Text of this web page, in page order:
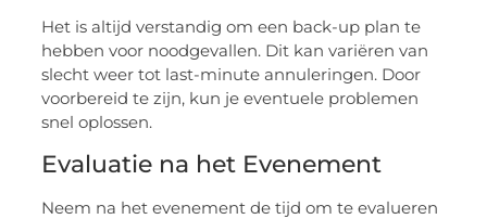
Het is altijd verstandig om een back-up plan te
hebben voor noodgevallen. Dit kan variëren van
slecht weer tot last-minute annuleringen. Door
voorbereid te zijn, kun je eventuele problemen
snel oplossen.
Evaluatie na het Evenement
Neem na het evenement de tijd om te evalueren